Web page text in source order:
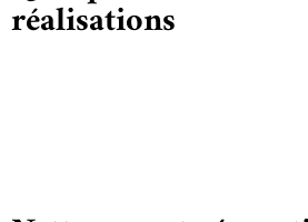
réalisations